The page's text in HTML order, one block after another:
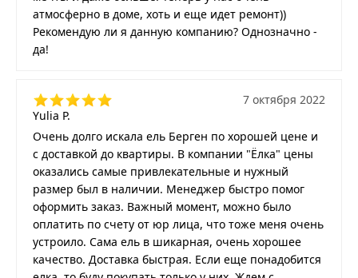
атмосферно в доме, хоть и еще идет ремонт))
Рекомендую ли я данную компанию? Однозначно -
да!
Yulia P.
7 октября 2022
Очень долго искала ель Берген по хорошей цене и
с доставкой до квартиры. В компании "Ёлка" цены
оказались самые привлекательные и нужный
размер был в наличии. Менеджер быстро помог
оформить заказ. Важный момент, можно было
оплатить по счету от юр лица, что тоже меня очень
устроило. Сама ель в шикарная, очень хорошее
качество. Доставка быстрая. Если еще понадобится